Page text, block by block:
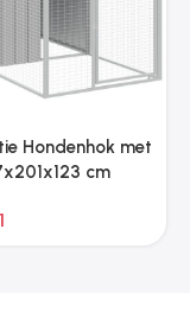
Hondenhok met
cm